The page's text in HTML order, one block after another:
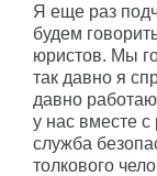
Я еще раз
будем
юристов. Мы
так давно я
давно
у нас вместе
служба
толкового